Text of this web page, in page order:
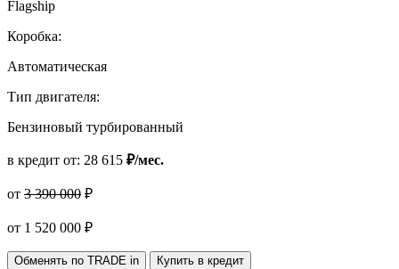
Flagship
Коробка:
Автоматическая
Тип двигателя:
Бензиновый турбированный
в кредит от: 28 615 ₽/мес.
от 3 390 000 ₽
от 1 520 000 ₽
Обменять по TRADE in Купить в кредит